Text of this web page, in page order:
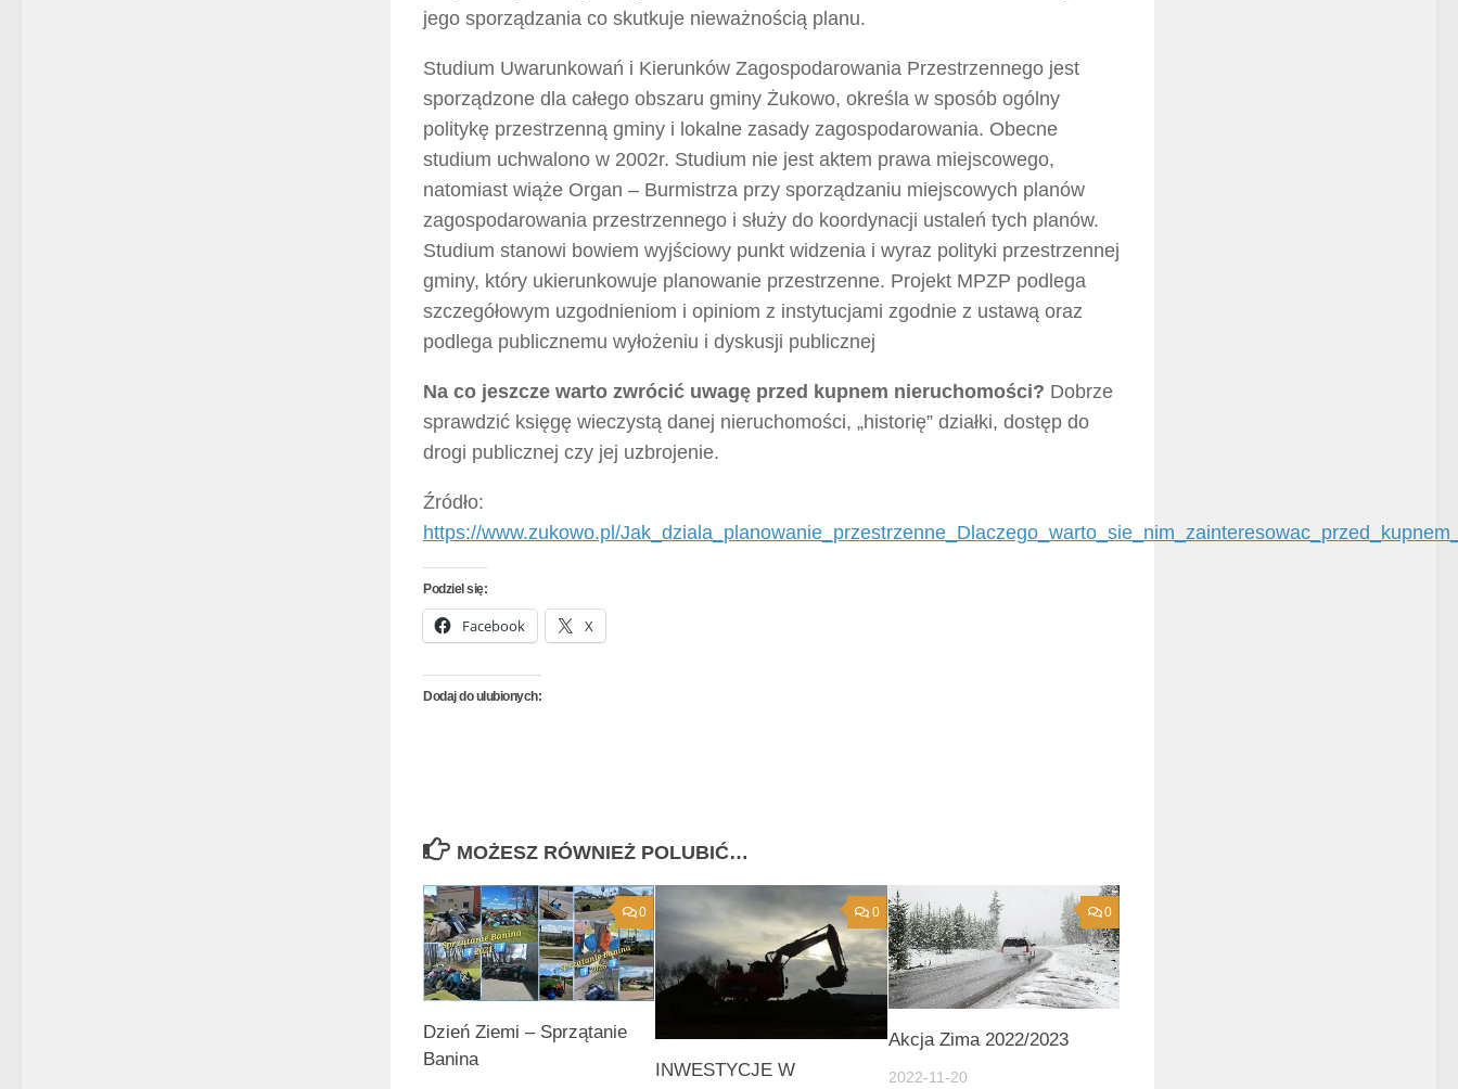
jego sporządzania co skutkuje nieważnością planu.
Studium Uwarunkowań i Kierunków Zagospodarowania Przestrzennego jest
sporządzone dla całego obszaru gminy Żukowo, określa w sposób ogólny
politykę przestrzenną gminy i lokalne zasady zagospodarowania. Obecne
studium uchwalono w 2002r. Studium nie jest aktem prawa miejscowego,
natomiast wiąże Organ – Burmistrza przy sporządzaniu miejscowych planów
zagospodarowania przestrzennego i służy do koordynacji ustaleń tych planów.
Studium stanowi bowiem wyjściowy punkt widzenia i wyraz polityki przestrzennej
gminy, który ukierunkowuje planowanie przestrzenne. Projekt MPZP podlega
szczegółowym uzgodnieniom i opiniom z instytucjami zgodnie z ustawą oraz
podlega publicznemu wyłożeniu i dyskusji publicznej
Na co jeszcze warto zwrócić uwagę przed kupnem nieruchomości? Dobrze
sprawdzić księgę wieczystą danej nieruchomości, „historię” działki, dostęp do
drogi publicznej czy jej uzbrojenie.
Źródło:
https://www.zukowo.pl/
Podziel się:
Facebook X
Dodaj do ulubionych:
MOŻESZ RÓWNIEŻ POLUBIĆ…
0
Dzień Ziemi – Sprzątanie
Banina
0
INWESTYCJE W
0
Akcja Zima 2022/2023
2022-11-20